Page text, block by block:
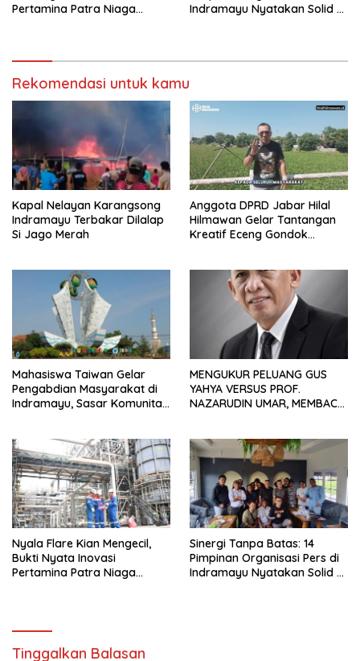
Pertamina Patra Niaga
Indramayu Nyatakan Solid di
Rekomendasi untuk kamu
Kapal Nelayan Karangsong
Indramayu Terbakar Dilalap
Si Jago Merah
Anggota DPRD Jabar Hilal
Hilmawan Gelar Tantangan
Kreatif Eceng Gondok
Mahasiswa Taiwan Gelar
Pengabdian Masyarakat di
Indramayu, Sasar Komunitas
MENGUKUR PELUANG GUS
YAHYA VERSUS PROF.
NAZARUDIN UMAR, MEMBACA
Nyala Flare Kian Mengecil,
Bukti Nyata Inovasi
Pertamina Patra Niaga
Sinergi Tanpa Batas: 14
Pimpinan Organisasi Pers di
Indramayu Nyatakan Solid di
Tinggalkan Balasan